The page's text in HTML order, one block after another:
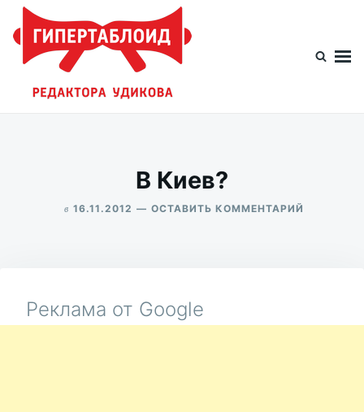
Перейти
содержимому
Искать:
В Киев?
в 16.11.2012 ОСТАВИТЬ КОММЕНТАРИЙ
Реклама от Google